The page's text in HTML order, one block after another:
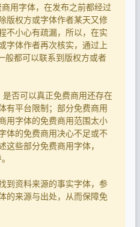
用字体，在发布之前都经过
版权方或字体作者某天又修
不小心有疏漏，所以，在实
字体作者再次核实，通过上
般都可以联系到版权方或者
否可以真正免费商用还存在
有平台限制；部分免费商用
用字体的免费商用范围太小
体的免费商用决心不足或不
些部分免费商用字体，
到资料来源的事实字体，参
的来源与出处，从而保障免